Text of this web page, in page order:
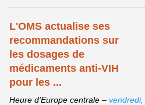
Afficher l'article ...
L'OMS actualise ses
recommandations sur
les dosages de
médicaments anti-VIH
pour les ...
Heure d’Europe centrale – vendredi,